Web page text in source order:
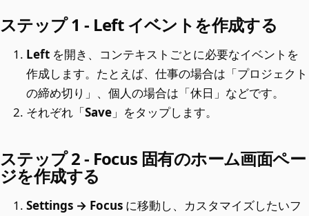
ステップ 1 - Left イベントを作成する
Left を開き、コンテキストごとに必要なイベントを
作成します。たとえば、仕事の場合は「プロジェクト
の締め切り」、個人の場合は「休日」などです。
それぞれ「Save 」をタップします。
ステップ 2 - Focus 固有のホーム画面ペー
ジを作成する
Settings → Focus に移動し、カスタマイズしたいフ